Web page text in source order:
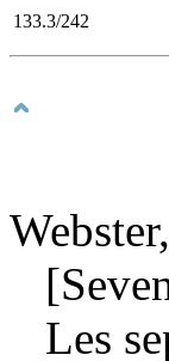
133.3/242
Les